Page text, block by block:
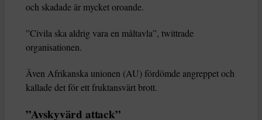
och skadade är mycket oroande.
”Civila ska aldrig vara en måltavla”, twittrade
organisationen.
Även Afrikanska unionen (AU) fördömde angreppet och
kallade det för ett fruktansvärt brott.
”Avskyvärd attack”